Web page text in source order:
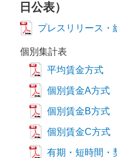
日公表）
プレスリリース・
個別集計表
平均賃金方式
個別賃金A方式
個別賃金B方式
個別賃金C方式
有期・短時間・